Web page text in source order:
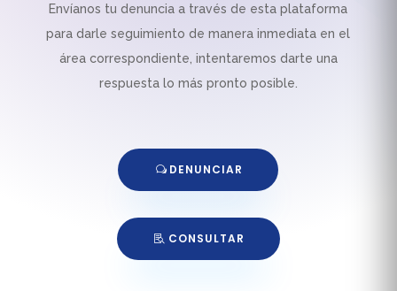
Envíanos tu denuncia a través de esta plataforma
para darle seguimiento de manera inmediata en el
área correspondiente, intentaremos darte una
respuesta lo más pronto posible.
DENUNCIAR
CONSULTAR